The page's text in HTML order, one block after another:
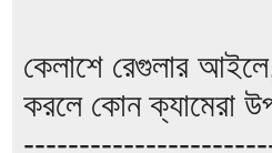
কেলাশে রেগুলার
করলে কোন ক্যামেরা